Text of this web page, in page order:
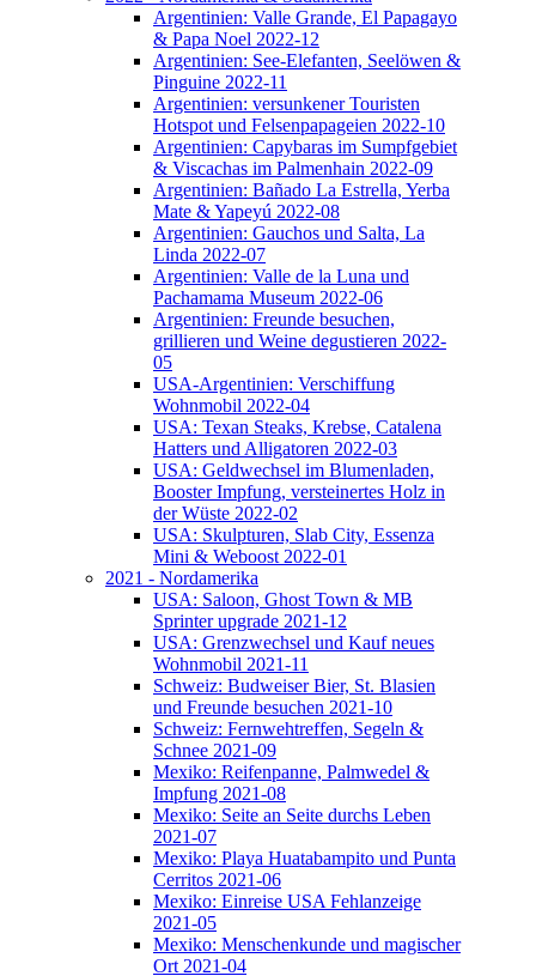
Argentinien: Valle Grande, El Papagayo
& Papa Noel 2022-12
Argentinien: See-Elefanten, Seelöwen &
Pinguine 2022-11
Argentinien: versunkener Touristen
Hotspot und Felsenpapageien 2022-10
Argentinien: Capybaras im Sumpfgebiet
& Viscachas im Palmenhain 2022-09
Argentinien: Bañado La Estrella, Yerba
Mate & Yapeyú 2022-08
Argentinien: Gauchos und Salta, La
Linda 2022-07
Argentinien: Valle de la Luna und
Pachamama Museum 2022-06
Argentinien: Freunde besuchen,
grillieren und Weine degustieren 2022-
05
USA-Argentinien: Verschiffung
Wohnmobil 2022-04
USA: Texan Steaks, Krebse, Catalena
Hatters und Alligatoren 2022-03
USA: Geldwechsel im Blumenladen,
Booster Impfung, versteinertes Holz in
der Wüste 2022-02
USA: Skulpturen, Slab City, Essenza
Mini & Weboost 2022-01
2021 - Nordamerika
USA: Saloon, Ghost Town & MB
Sprinter upgrade 2021-12
USA: Grenzwechsel und Kauf neues
Wohnmobil 2021-11
Schweiz: Budweiser Bier, St. Blasien
und Freunde besuchen 2021-10
Schweiz: Fernwehtreffen, Segeln &
Schnee 2021-09
Mexiko: Reifenpanne, Palmwedel &
Impfung 2021-08
Mexiko: Seite an Seite durchs Leben
2021-07
Mexiko: Playa Huatabampito und Punta
Cerritos 2021-06
Mexiko: Einreise USA Fehlanzeige
2021-05
Mexiko: Menschenkunde und magischer
Ort 2021-04